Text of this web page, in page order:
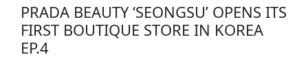
PRADA BEAUTY ‘SEONGSU’ OPENS ITS
FIRST BOUTIQUE STORE IN KOREA
EP.4